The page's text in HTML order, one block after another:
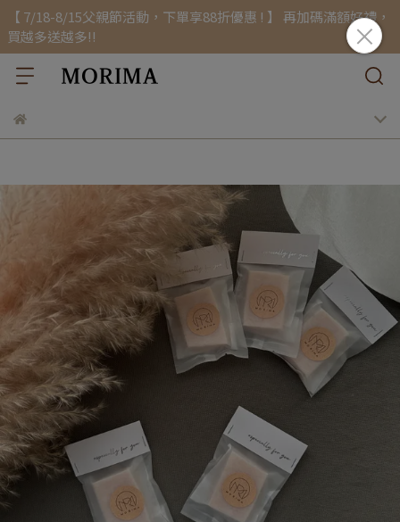
【 7/18-8/15父親節活動，下單享88折優惠 ! 】 再加碼滿額好禮，
買越多送越多!!